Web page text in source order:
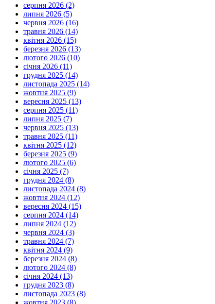
серпня 2026 (2)
липня 2026 (5)
червня 2026 (16)
травня 2026 (14)
квітня 2026 (15)
березня 2026 (13)
лютого 2026 (10)
січня 2026 (11)
грудня 2025 (14)
листопада 2025 (14)
жовтня 2025 (9)
вересня 2025 (13)
серпня 2025 (11)
липня 2025 (7)
червня 2025 (13)
травня 2025 (11)
квітня 2025 (12)
березня 2025 (9)
лютого 2025 (6)
січня 2025 (7)
грудня 2024 (8)
листопада 2024 (8)
жовтня 2024 (12)
вересня 2024 (15)
серпня 2024 (14)
липня 2024 (12)
червня 2024 (3)
травня 2024 (7)
квітня 2024 (9)
березня 2024 (8)
лютого 2024 (8)
січня 2024 (13)
грудня 2023 (8)
листопада 2023 (8)
жовтня 2023 (8)